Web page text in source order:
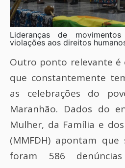
Lideranças de
violações aos direitos
Outro ponto relevante é
que constantemente
as celebrações do
Maranhão. Dados do
Mulher, da Família e
(MMFDH) apontam que
foram 586